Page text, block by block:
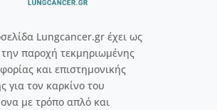
Lungcancer.gr έχει ως
παροχή τεκμηριωμένης
και επιστημονικής
για τον καρκίνο του
με τρόπο απλό και